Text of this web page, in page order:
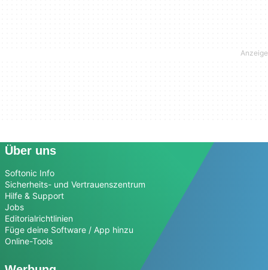
Über uns
Softonic Info
Sicherheits- und Vertrauenszentrum
Hilfe & Support
Jobs
Editorialrichtlinien
Füge deine Software / App hinzu
Online-Tools